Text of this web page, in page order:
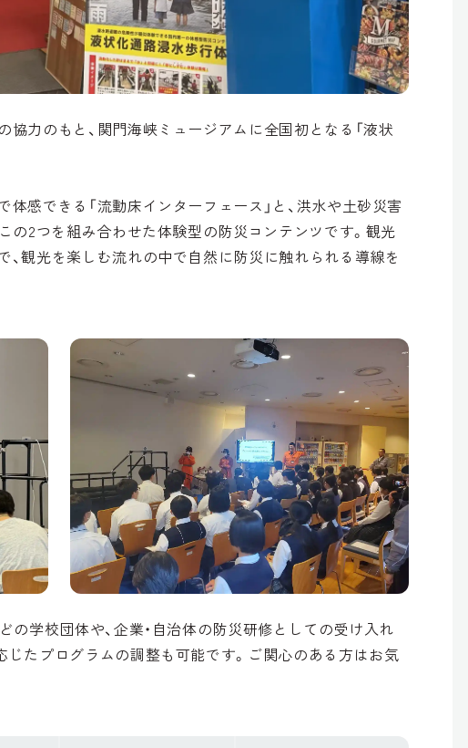
力のもと、関門海峡ミュージアムに全国初となる「液状
感できる「流動床インターフェース」と、洪水や土砂災害
の2つを組み合わせた体験型の防災コンテンツです。観光
観光を楽しむ流れの中で自然に防災に触れられる導線を
の学校団体や、企業・自治体の防災研修としての受け入れ
たプログラムの調整も可能です。ご関心のある方はお気